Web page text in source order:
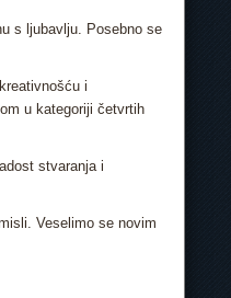
s ljubavlju. Posebno se
i
u kategoriji četvrtih
stvaranja i
Veselimo se novim